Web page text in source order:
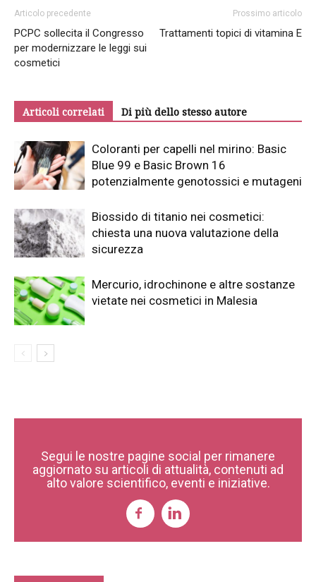
Articolo precedente
PCPC sollecita il Congresso
per modernizzare le leggi sui
cosmetici
Prossimo articolo
Trattamenti topici di vitamina E
Articoli correlati Di più dello stesso autore
Coloranti per capelli nel mirino: Basic
Blue 99 e Basic Brown 16
potenzialmente genotossici e mutageni
Biossido di titanio nei cosmetici:
chiesta una nuova valutazione della
sicurezza
Mercurio, idrochinone e altre sostanze
vietate nei cosmetici in Malesia
Segui le nostre pagine social per rimanere
aggiornato su articoli di attualità, contenuti ad
alto valore scientifico, eventi e iniziative.